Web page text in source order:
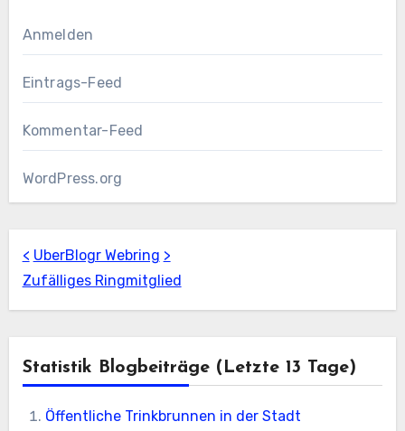
Anmelden
Eintrags-Feed
Kommentar-Feed
WordPress.org
< UberBlogr Webring >
Zufälliges Ringmitglied
Statistik Blogbeiträge (letzte 13 Tage)
Öffentliche Trinkbrunnen in der Stadt